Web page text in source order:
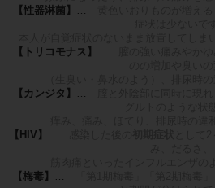
【性器淋菌】
…
【トリコモナス】
…
【カンジタ】
…
【HIV】
…
【梅毒】
…